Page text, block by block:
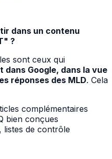
dans un contenu
?
sont ceux qui
Google, dans la vue
réponses des MLD. Cela
complémentaires
bien conçues
listes de contrôle